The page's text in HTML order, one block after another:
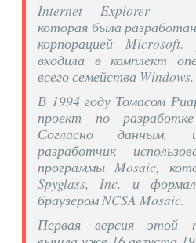
Internet Explorer —
которая была
корпорацией
входила в комплект
всего семейства Windows.
В 1994 году Томасом
проект по
Согласно данным,
разработчик
программы Mosaic,
Spyglass, Inc. и
браузером NCSA Mosaic.
Первая версия этой